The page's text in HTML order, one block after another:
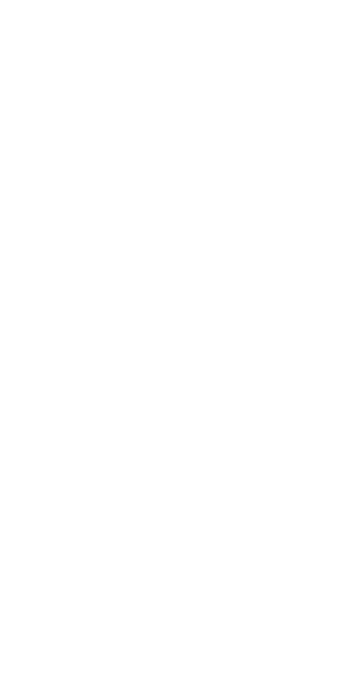
acné